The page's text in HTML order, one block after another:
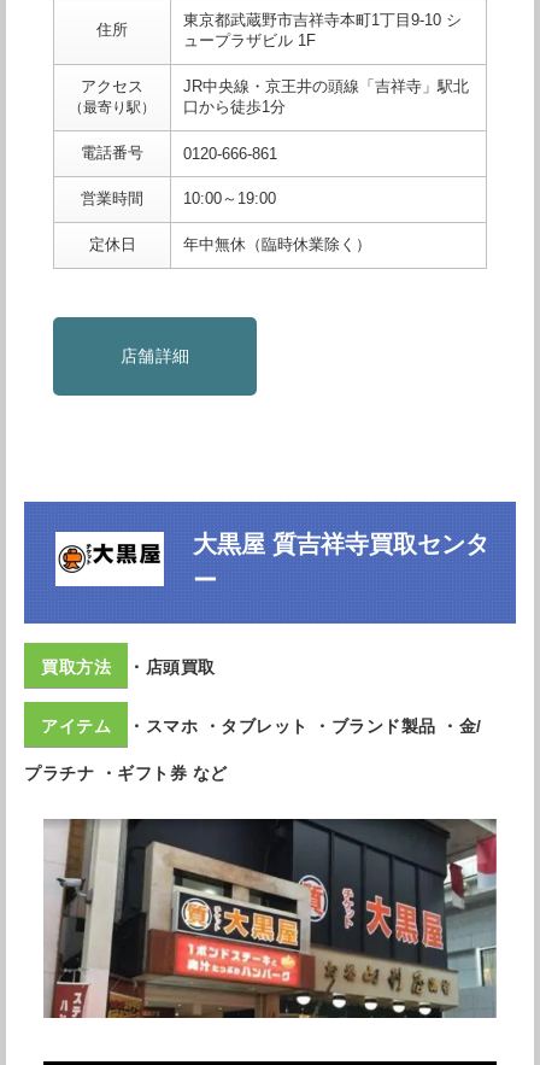
住所
東京都武蔵野市吉祥寺本町1丁目9-10 シ
ュープラザビル 1F
アクセス
（最寄り駅）
JR中央線・京王井の頭線「吉祥寺」駅北
口から徒歩1分
電話番号 0120-666-861
営業時間 10:00～19:00
定休日 年中無休（臨時休業除く）
店舗詳細
大黒屋 質吉祥寺買取センタ
ー
・店頭買取
・スマホ ・タブレット ・ブランド製品 ・金/
プラチナ ・ギフト券 など